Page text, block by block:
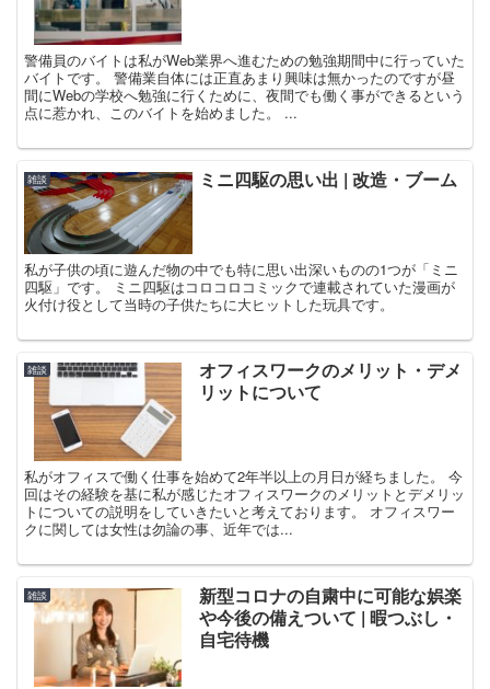
警備員のバイトは私がWeb業界へ進むための勉強期間中に行っていた
バイトです。 警備業自体には正直あまり興味は無かったのですが昼
間にWebの学校へ勉強に行くために、夜間でも働く事ができるという
点に惹かれ、このバイトを始めました。 ...
雑談 ミニ四駆の思い出 | 改造・ブーム
私が子供の頃に遊んだ物の中でも特に思い出深いものの1つが「ミニ
四駆」です。 ミニ四駆はコロコロコミックで連載されていた漫画が
火付け役として当時の子供たちに大ヒットした玩具です。
雑談
オフィスワークのメリット・デメ
リットについて
私がオフィスで働く仕事を始めて2年半以上の月日が経ちました。 今
回はその経験を基に私が感じたオフィスワークのメリットとデメリッ
トについての説明をしていきたいと考えております。 オフィスワー
クに関しては女性は勿論の事、近年では...
雑談
新型コロナの自粛中に可能な娯楽
や今後の備えついて | 暇つぶし・
自宅待機